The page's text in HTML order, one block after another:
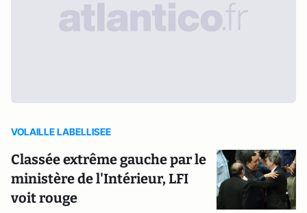
VOLAILLE LABELLISEE
Classée extrême gauche par le
ministère de l'Intérieur, LFI
voit rouge